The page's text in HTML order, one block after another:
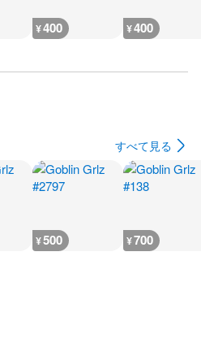
¥400 ¥400
すべて見る
¥500 ¥700